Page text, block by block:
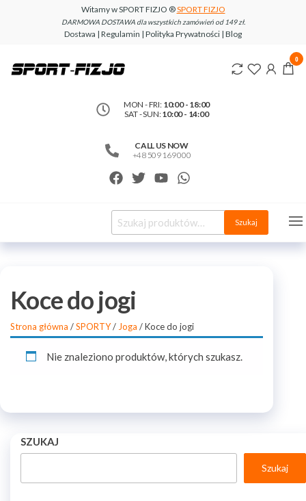
Witamy w SPORT FIZJO ®SPORT FIZJO
DARMOWA DOSTAWA dla wszystkich zamówień od 149 zł.
Dostawa | Regulamin | Polityka Prywatności | Blog
www.sport-
MON - FRI: 10:00 - 18:00
SAT - SUN:10:00 - 14:00
CALL US NOW
+48 509 169 000
0
Szukaj
Koce do jogi
Strona główna /SPORTY/ Joga / Koce do jogi
Nie znaleziono produktów, których szukasz.
SZUKAJ
Szukaj